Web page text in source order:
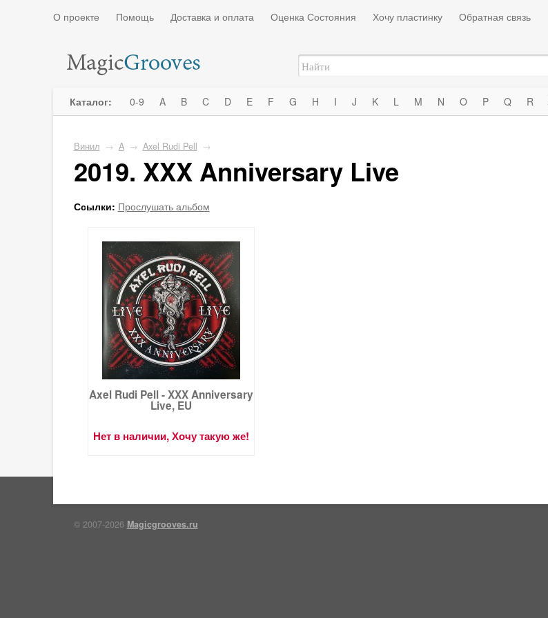
О проекте Помощь Доставка и оплата Оценка Состояния Хочу пластинку Обратная связь
Каталог: 0-9 A B C D E F G H I J K L M N O P Q R
Винил → A → Axel Rudi Pell →
2019. XXX Anniversary Live
Ссылки: Прослушать альбом
Axel Rudi Pell - XXX Anniversary
Live, EU
Нет в наличии, Хочу такую же!
© 2007-2026 Magicgrooves.ru